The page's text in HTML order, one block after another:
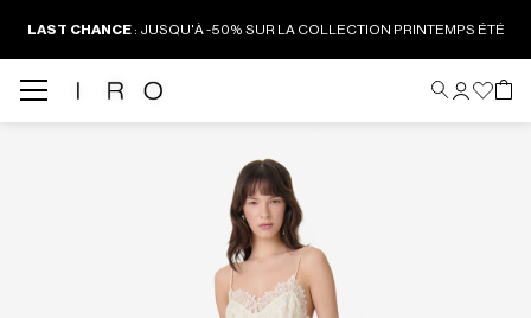
LAST CHANCE: JUSQU'À -50% SUR LA COLLECTION PRINTEMPS ÉTÉ